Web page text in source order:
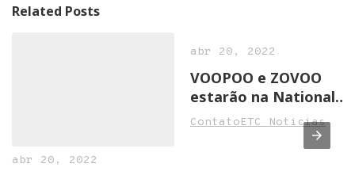
Related Posts
abr 20, 2022
abr 20, 2022
VOOPOO e ZOVOO
estarão na National
Convenience Show
2022 em Birmingham
ContatoETC Noticias